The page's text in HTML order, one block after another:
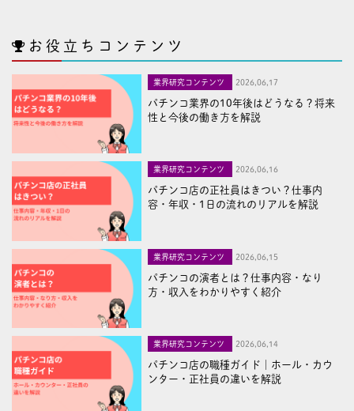
お役立ちコンテンツ
業界研究コンテンツ 2026,06,17
パチンコ業界の10年後はどうなる？将来
性と今後の働き方を解説
業界研究コンテンツ 2026,06,16
パチンコ店の正社員はきつい？仕事内
容・年収・1日の流れのリアルを解説
業界研究コンテンツ 2026,06,15
パチンコの演者とは？仕事内容・なり
方・収入をわかりやすく紹介
業界研究コンテンツ 2026,06,14
パチンコ店の職種ガイド｜ホール・カウ
ンター・正社員の違いを解説